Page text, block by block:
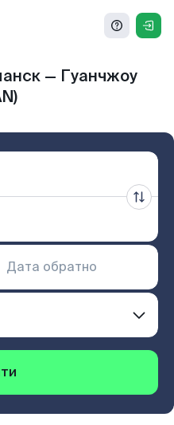
— Гуанчжоу